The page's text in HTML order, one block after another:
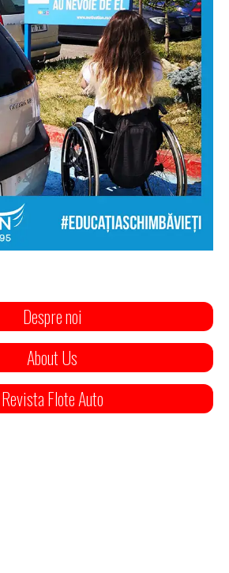
Despre noi
About Us
Revista Flote Auto